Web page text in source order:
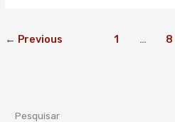
← Previous 1 … 8
Pesquisar